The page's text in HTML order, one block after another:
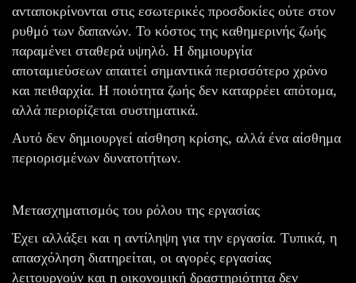
ανταποκρίνονται στις εσωτερικές προσδοκίες ούτε στον
ρυθμό των δαπανών. Το κόστος της καθημερινής ζωής
παραμένει σταθερά υψηλό. Η δημιουργία
αποταμιεύσεων απαιτεί σημαντικά περισσότερο χρόνο
και πειθαρχία. Η ποιότητα ζωής δεν καταρρέει απότομα,
αλλά περιορίζεται συστηματικά.
Αυτό δεν δημιουργεί αίσθηση κρίσης, αλλά ένα αίσθημα
περιορισμένων δυνατοτήτων.
Μετασχηματισμός του ρόλου της εργασίας
Έχει αλλάξει και η αντίληψη για την εργασία. Τυπικά, η
απασχόληση διατηρείται, οι αγορές εργασίας
λειτουργούν και η οικονομική δραστηριότητα δεν